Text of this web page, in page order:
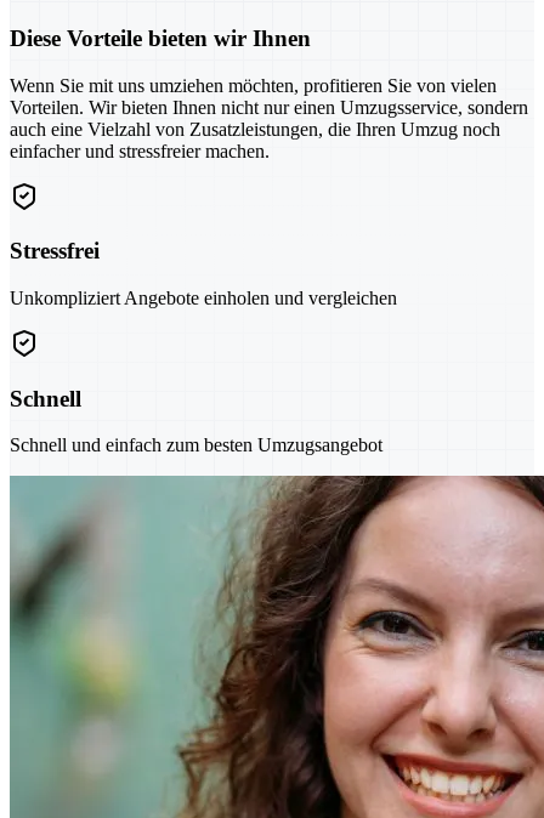
Diese Vorteile bieten wir Ihnen
Wenn Sie mit uns umziehen möchten, profitieren Sie von vielen
Vorteilen. Wir bieten Ihnen nicht nur einen Umzugsservice, sondern
auch eine Vielzahl von Zusatzleistungen, die Ihren Umzug noch
einfacher und stressfreier machen.
Stressfrei
Unkompliziert Angebote einholen und vergleichen
Schnell
Schnell und einfach zum besten Umzugsangebot